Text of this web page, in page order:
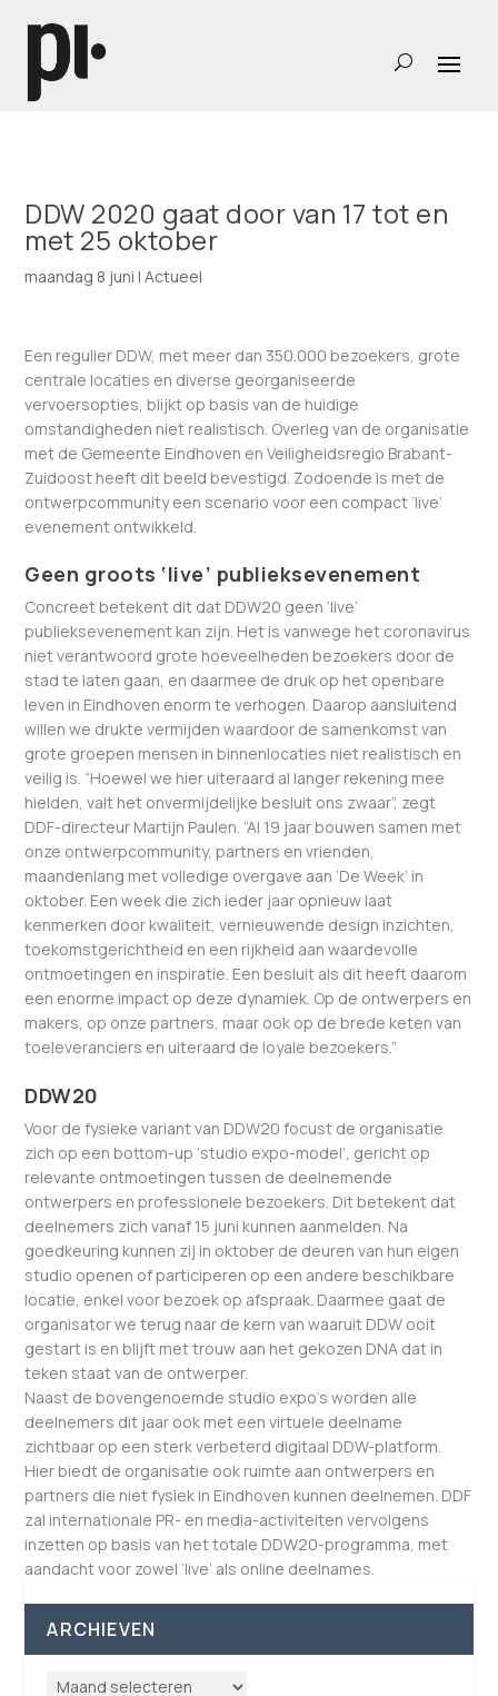
DDW 2020 gaat door van 17 tot en
met 25 oktober
maandag 8 juni |Actueel
Een regulier DDW, met meer dan 350.000 bezoekers, grote
centrale locaties en diverse georganiseerde
vervoersopties, blijkt op basis van de huidige
omstandigheden niet realistisch. Overleg van de organisatie
met de Gemeente Eindhoven en Veiligheidsregio Brabant-
Zuidoost heeft dit beeld bevestigd. Zodoende is met de
ontwerpcommunity een scenario voor een compact ‘live’
evenement ontwikkeld.
Geen groots ‘live’ publieksevenement
Concreet betekent dit dat DDW20 geen ‘live’
publieksevenement kan zijn. Het is vanwege het coronavirus
niet verantwoord grote hoeveelheden bezoekers door de
stad te laten gaan, en daarmee de druk op het openbare
leven in Eindhoven enorm te verhogen. Daarop aansluitend
willen we drukte vermijden waardoor de samenkomst van
grote groepen mensen in binnenlocaties niet realistisch en
veilig is. “Hoewel we hier uiteraard al langer rekening mee
hielden, valt het onvermijdelijke besluit ons zwaar”, zegt
DDF-directeur Martijn Paulen. “Al 19 jaar bouwen samen met
onze ontwerpcommunity, partners en vrienden,
maandenlang met volledige overgave aan ‘De Week’ in
oktober. Een week die zich ieder jaar opnieuw laat
kenmerken door kwaliteit, vernieuwende design inzichten,
toekomstgerichtheid en een rijkheid aan waardevolle
ontmoetingen en inspiratie. Een besluit als dit heeft daarom
een enorme impact op deze dynamiek. Op de ontwerpers en
makers, op onze partners, maar ook op de brede keten van
toeleveranciers en uiteraard de loyale bezoekers.”
DDW20
Voor de fysieke variant van DDW20 focust de organisatie
zich op een bottom-up ‘studio expo-model’, gericht op
relevante ontmoetingen tussen de deelnemende
ontwerpers en professionele bezoekers. Dit betekent dat
deelnemers zich vanaf 15 juni kunnen aanmelden. Na
goedkeuring kunnen zij in oktober de deuren van hun eigen
studio openen of participeren op een andere beschikbare
locatie, enkel voor bezoek op afspraak. Daarmee gaat de
organisator we terug naar de kern van waaruit DDW ooit
gestart is en blijft met trouw aan het gekozen DNA dat in
teken staat van de ontwerper.
Naast de bovengenoemde studio expo’s worden alle
deelnemers dit jaar ook met een virtuele deelname
zichtbaar op een sterk verbeterd digitaal DDW-platform.
Hier biedt de organisatie ook ruimte aan ontwerpers en
partners die niet fysiek in Eindhoven kunnen deelnemen. DDF
zal internationale PR- en media-activiteiten vervolgens
inzetten op basis van het totale DDW20-programma, met
aandacht voor zowel ‘live’ als online deelnames.
ARCHIEVEN